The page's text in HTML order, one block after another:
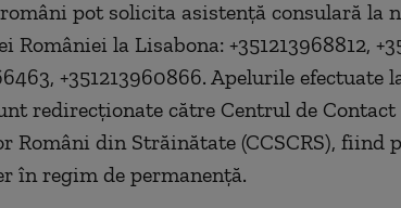
pot solicita asistenţă consulară la
României la Lisabona: +351213968812,
+351213960866. Apelurile efectuate
redirecţionate către Centrul de
Români din Străinătate (CCSCRS), fiind
în regim de permanenţă.